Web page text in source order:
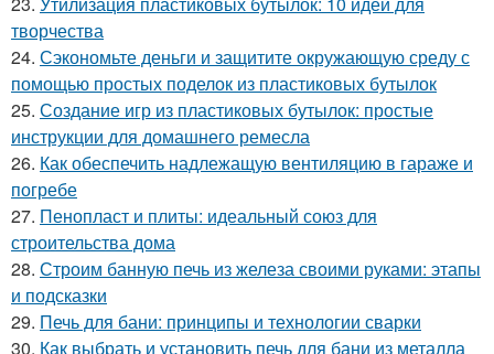
творчества
24. Сэкономьте деньги и защитите окружающую среду с
помощью простых поделок из пластиковых бутылок
25. Создание игр из пластиковых бутылок: простые
инструкции для домашнего ремесла
26. Как обеспечить надлежащую вентиляцию в гараже и
погребе
27. Пенопласт и плиты: идеальный союз для
строительства дома
28. Строим банную печь из железа своими руками: этапы
и подсказки
29. Печь для бани: принципы и технологии сварки
30. Как выбрать и установить печь для бани из металла